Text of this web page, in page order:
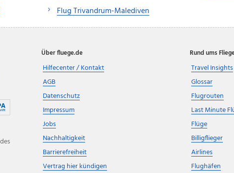
Flug Trivandrum-Malediven